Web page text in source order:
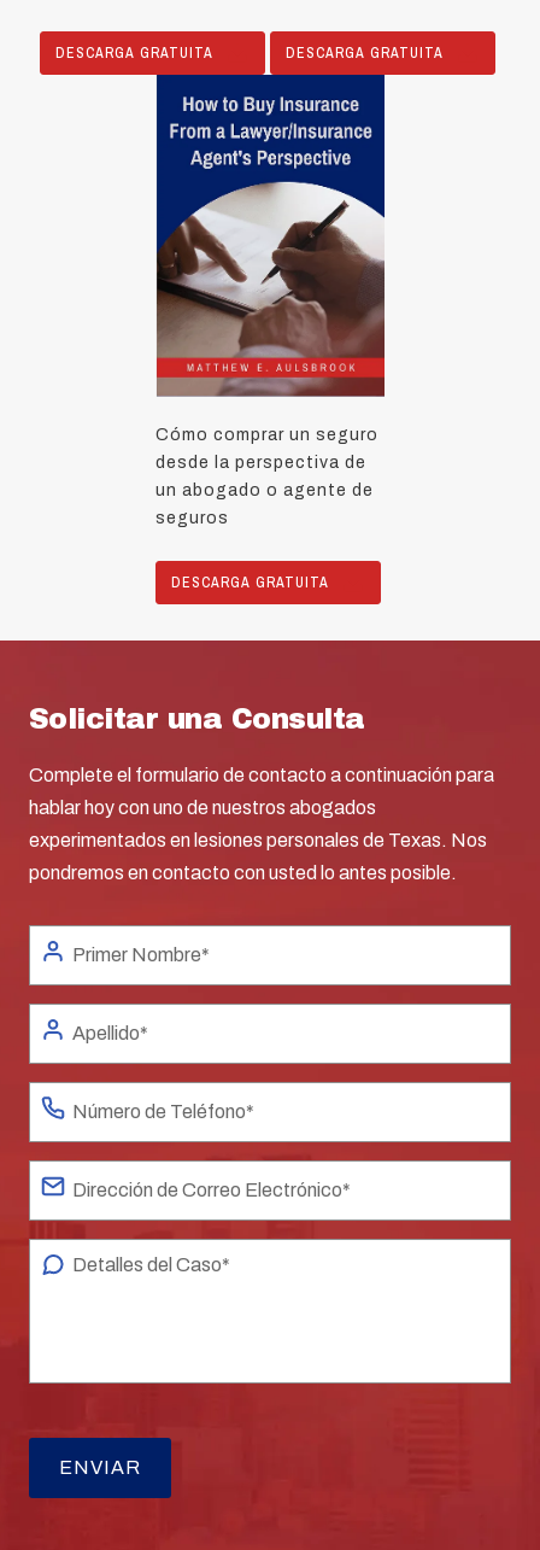
DESCARGA GRATUITA DESCARGA GRATUITA
Cómo comprar un seguro
desde la perspectiva de
un abogado o agente de
seguros
DESCARGA GRATUITA
Solicitar una Consulta
Complete el formulario de contacto a continuación para
hablar hoy con uno de nuestros abogados
experimentados en lesiones personales de Texas. Nos
pondremos en contacto con usted lo antes posible.